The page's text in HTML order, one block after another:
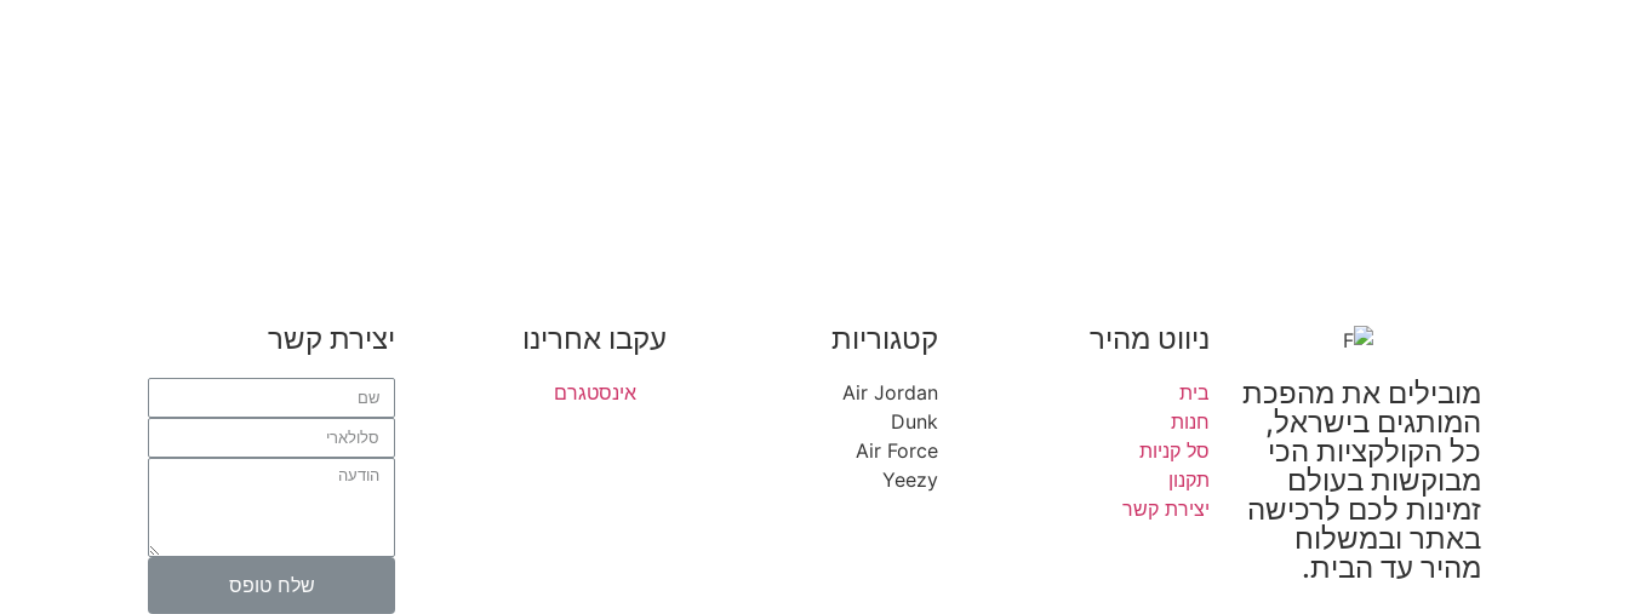
מובילים את מהפכת
המותגים בישראל,
כל הקולקציות הכי
מבוקשות בעולם
זמינות לכם לרכישה
באתר ובמשלוח
מהיר עד הבית.
ניווט מהיר
בית
חנות
סל קניות
תקנון
יצירת קשר
קטגוריות
Air Jordan
Dunk
Air Force
Yeezy
עקבו אחרינו
אינסטגרם
יצירת קשר
שלח טופס